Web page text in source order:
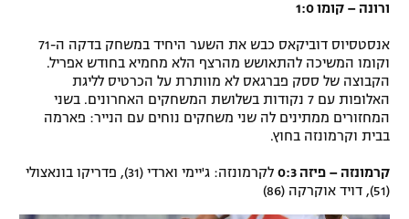
ורונה – קומו 1:0
אנסטסיוס דוביקאס כבש את השער היחיד במשחק בדקה ה-71
וקומו המשיכה להתאושש מהרצף הלא מחמיא בחודש אפריל.
הקבוצה של ססק פברגאס לא מוותרת על הכרטיס לליגת
האלופות עם 7 נקודות בשלושת המשחקים האחרונים. בשני
המחזורים ממתינים לה שני משחקים נוחים עם הנייר: פארמה
בבית וקרמונזה בחוץ.
קרמונזה – פיזה 0:3
לקרמונזה: ג'יימי וארדי (31), פדריקו בונאצולי
(51), דויד אוקרקה (86)